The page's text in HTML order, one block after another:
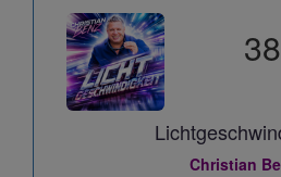
38
Christian